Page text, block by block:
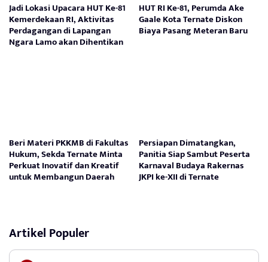
Jadi Lokasi Upacara HUT Ke-81
Kemerdekaan RI, Aktivitas
Perdagangan di Lapangan
Ngara Lamo akan Dihentikan
HUT RI Ke-81, Perumda Ake
Gaale Kota Ternate Diskon
Biaya Pasang Meteran Baru
Beri Materi PKKMB di Fakultas
Hukum, Sekda Ternate Minta
Perkuat Inovatif dan Kreatif
untuk Membangun Daerah
Persiapan Dimatangkan,
Panitia Siap Sambut Peserta
Karnaval Budaya Rakernas
JKPI ke-XII di Ternate
Artikel Populer